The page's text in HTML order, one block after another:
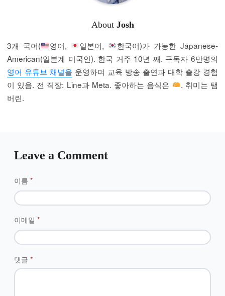
About Josh
3개 국어( 영어, 일본어,
한국어)가 가능한 Japanese-
American(일본계 미국인). 한국 거주 10년 째. 구독자 6만명의
영어 유튜브 채널을 운영하며 교육 방송 출연과 대학 출강 경험
이 있음. 전 직장: Line과 Meta. 좋아하는 음식은
. 취미는 탬
버린.
Leave a Comment
이름 *
이메일 *
댓글 *